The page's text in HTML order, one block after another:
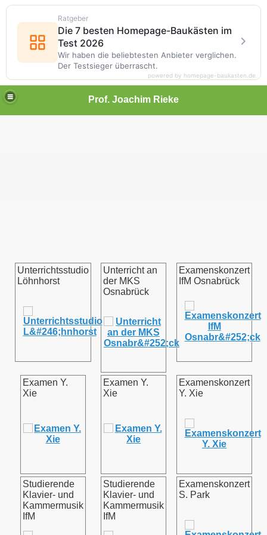
Prof. Joachim Rieke
Unterrichtsstudio
Löhnhorst
Unterricht an
der MKS
Osnabrück
Examenskonzert
IfM Osnabrück
Examen Y.
Xie
Examen Y.
Xie
Examenskonzert
Y. Xie
Studierende
Klavier- und
Kammermusik
IfM
Studierende
Klavier- und
Kammermusik
IfM
Examenskonzert
S. Park
Ratgeber
Die 7 besten Homepage-Baukästen im
Test 2026
Wir haben die beliebtesten Anbieter verglichen.
Der Testsieger überrascht.
powered by homepage-baukasten.de